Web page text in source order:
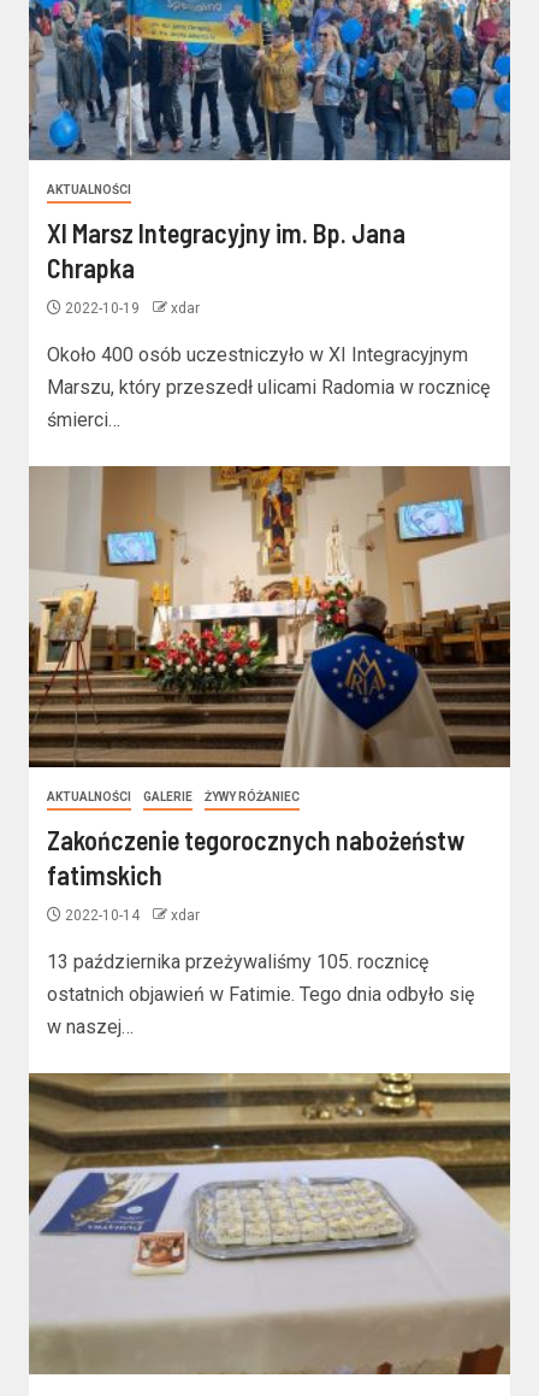
AKTUALNOŚCI
XI Marsz Integracyjny im. Bp. Jana
Chrapka
2022-10-19 xdar
Około 400 osób uczestniczyło w XI Integracyjnym
Marszu, który przeszedł ulicami Radomia w rocznicę
śmierci…
AKTUALNOŚCI GALERIE ŻYWY RÓŻANIEC
Zakończenie tegorocznych nabożeństw
fatimskich
2022-10-14 xdar
13 października przeżywaliśmy 105. rocznicę
ostatnich objawień w Fatimie. Tego dnia odbyło się
w naszej…